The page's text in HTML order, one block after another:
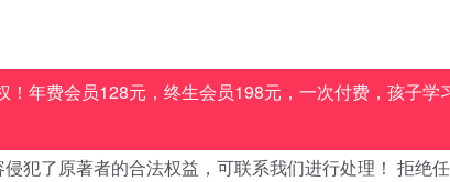
年费会员128元，终生会员198元，一次付费，孩子学
犯了原著者的合法权益，可联系我们进行处理！ 拒绝